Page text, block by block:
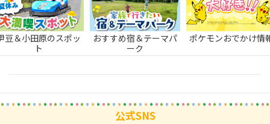
豆＆小田原のスポッ
ト
おすすめ宿＆テーマパ
ーク
ポケモンおでかけ情
公式SNS